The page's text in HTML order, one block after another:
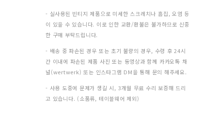
- 실사용된 빈티지 제품으로 미세한 스크레치나 흠집, 오염 등
이 있을 수 있습니다. 이로 인한 교환/환불은 불가하므로 신중
한 구매 부탁드립니다.
- 배송 중 파손된 경우 또는 초기 불량의 경우, 수령 후 24시
간 이내에 파손된 제품 사진 또는 동영상과 함께 카카오톡 채
널(wertwerk) 또는 인스타그램 DM을 통해 문의 해주세요.
- 사용 도중에 문제가 생길 시, 3개월 무료 수리 보증해 드리
고 있습니다. (소품류, 테이블웨어 제외)